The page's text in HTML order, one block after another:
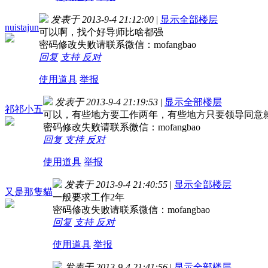
nuistajun
发表于 2013-9-4 21:12:00 | 显示全部楼层
可以啊，找个好导师比啥都强
密码修改失败请联系微信：mofangbao
回复 支持 反对
使用道具 举报
祁祁小五
发表于 2013-9-4 21:19:53 | 显示全部楼层
可以，有些地方要工作两年，有些地方只要领导同意
密码修改失败请联系微信：mofangbao
回复 支持 反对
使用道具 举报
又是那隻貓
发表于 2013-9-4 21:40:55 | 显示全部楼层
一般要求工作2年
密码修改失败请联系微信：mofangbao
回复 支持 反对
使用道具 举报